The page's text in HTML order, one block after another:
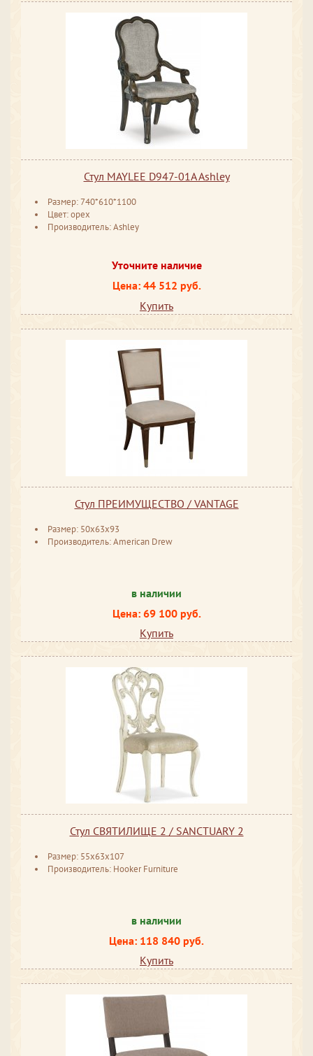
Стул MAYLEE D947-01A Ashley
Размер: 740*610*1100
Цвет: орех
Производитель: Ashley
Уточните наличие
Цена: 44 512 руб.
Купить
Стул ПРЕИМУЩЕСТВО / VANTAGE
Размер: 50x63x93
Производитель: American Drew
в наличии
Цена: 69 100 руб.
Купить
Стул СВЯТИЛИЩЕ 2 / SANCTUARY 2
Размер: 55x63x107
Производитель: Hooker Furniture
в наличии
Цена: 118 840 руб.
Купить